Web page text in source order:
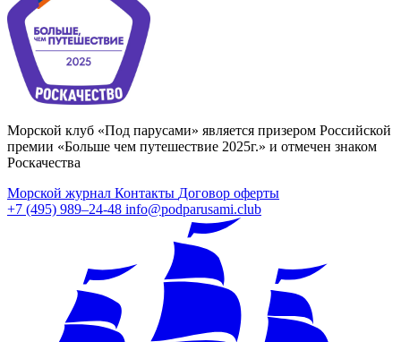
Морской клуб «Под парусами» является призером Российской
премии «Больше чем путешествие 2025г.» и отмечен знаком
Роскачества
Морской журнал Контакты Договор оферты
+7 (495) 989–24-48 info@podparusami.club